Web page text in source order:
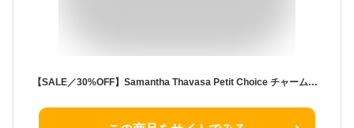
【SALE／30%OFF】Samantha Thavasa Petit Choice チャーム付きペンケース サマンサタバサプチチョイス 財布・ポーチ・ケース ポーチ ブラック ブルー ピンク グレー【送料無料】